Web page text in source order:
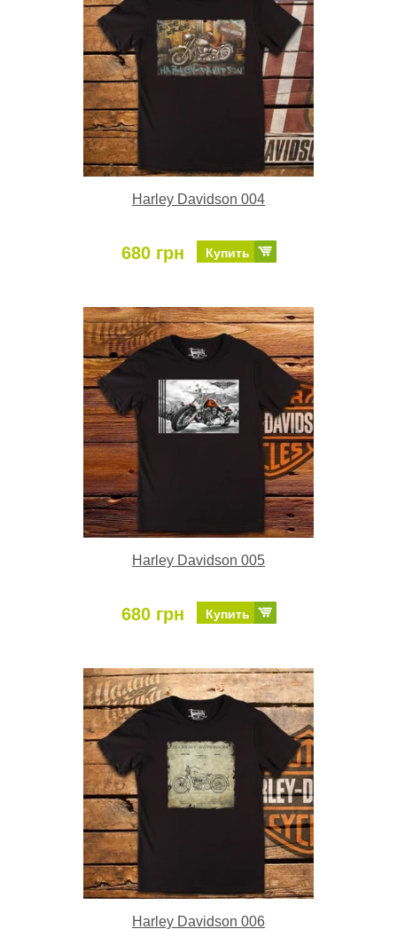
Harley Davidson 004
680 грн Купить
Harley Davidson 005
680 грн Купить
Harley Davidson 006